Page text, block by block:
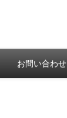
お問い合わせ